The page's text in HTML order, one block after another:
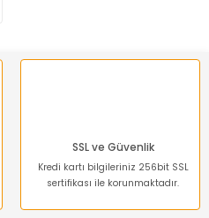
SSL ve Güvenlik
Kredi kartı bilgileriniz 256bit SSL
sertifikası ile korunmaktadır.